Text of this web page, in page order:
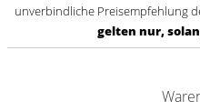
unverbindliche Preisempfehlung
gelten nur,